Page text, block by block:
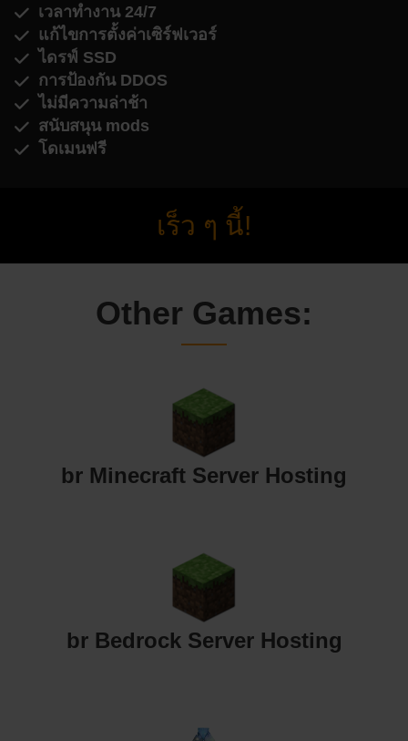
เวลาทำงาน 24/7
แก้ไขการตั้งค่าเซิร์ฟเวอร์
ไดรฟ์ SSD
การป้องกัน DDOS
ไม่มีความล่าช้า
สนับสนุน mods
โดเมนฟรี
เร็ว ๆ นี้!
Other Games:
br Minecraft Server Hosting
br Bedrock Server Hosting